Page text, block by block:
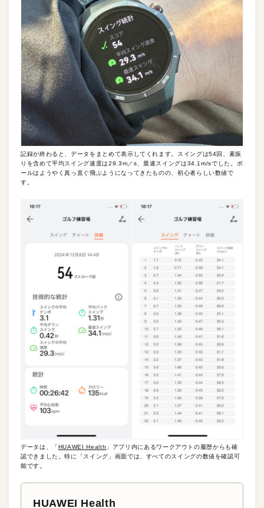
記録が終わると、データをまとめて表示してくれます。スイングは54回、素振
りを含めて平均スイング速度は29.3m／s、最速スイングは34.1m/sでした。ボ
ールはようやく真っ直ぐ飛ぶようになってきたものの、初心者らしい数値で
す。
データは、「HUAWEI Health 」アプリ内にあるワークアウトの履歴からも確
認できました。特に「スイング」画面では、すべてのスイングの数値を確認可
能です。
HUAWEI Health